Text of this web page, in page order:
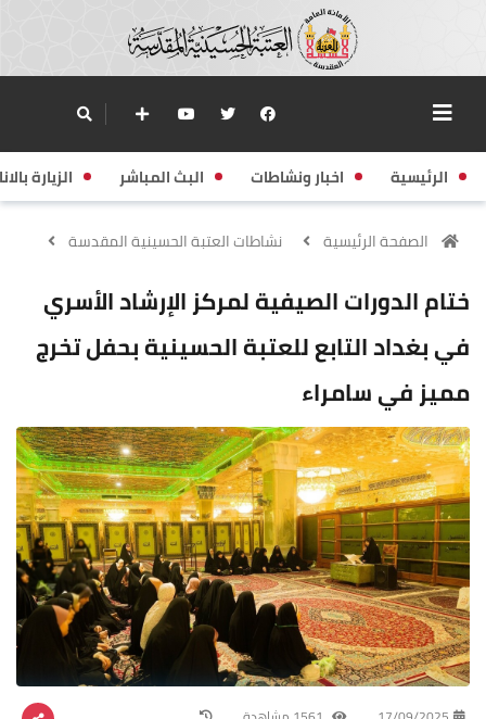
الرئيسية اخبار ونشاطات البث المباشر الزيارة
الصفحة الرئيسية نشاطات العتبة الحسينية المقدسة
ختام الدورات الصيفية لمركز الإرشاد الأسري
في بغداد التابع للعتبة الحسينية بحفل تخرج
مميز في سامراء